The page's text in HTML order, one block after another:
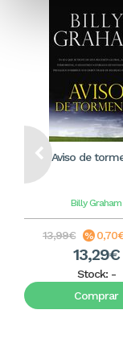
Aviso de
Billy Graham
13,99€
13,29€
Stock: -
Comprar